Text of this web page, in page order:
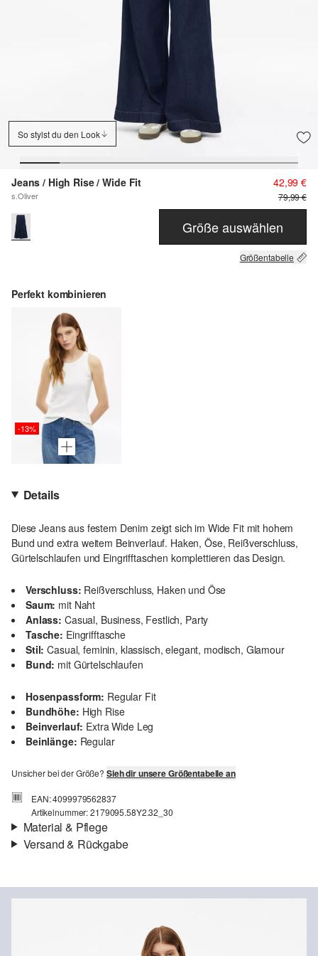
So stylst du den Look
Jeans / High Rise / Wide Fit
s.Oliver
42,99 €
79,99 €
Größe auswählen
Größentabelle
Perfekt kombinieren
-13%
Details
Diese Jeans aus festem Denim zeigt sich im Wide Fit mit hohem
Bund und extra weitem Beinverlauf. Haken, Öse, Reißverschluss,
Gürtelschlaufen und Eingrifftaschen komplettieren das Design.
Verschluss: Reißverschluss, Haken und Öse
Saum: mit Naht
Anlass: Casual, Business, Festlich, Party
Tasche: Eingrifftasche
Stil: Casual, feminin, klassisch, elegant, modisch, Glamour
Bund: mit Gürtelschlaufen
Hosenpassform: Regular Fit
Bundhöhe: High Rise
Beinverlauf: Extra Wide Leg
Beinlänge: Regular
Unsicher bei der Größe? Sieh dir unsere Größentabelle an
EAN: 4099979562837
Artikelnummer: 2179095.58Y2.32_30
Material & Pflege
Material: Baumwolle
Versand & Rückgabe
Standardlieferung einer Bestellung in Höhe von 3,95 € an. Fashion
einem Mindestbestellwert in Höhe von 149,00 € (bei einem
geringeren Bestellwert betragen die Versandkosten für eine